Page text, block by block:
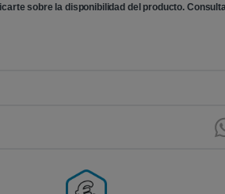
sobre la disponibilidad del producto.